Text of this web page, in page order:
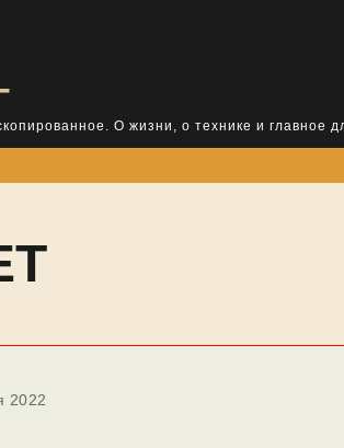
О жизни, о технике и главное
2022